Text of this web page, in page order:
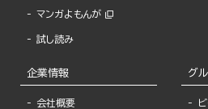
マンガよもんが
試し読み
企業情報
会社概要
グ